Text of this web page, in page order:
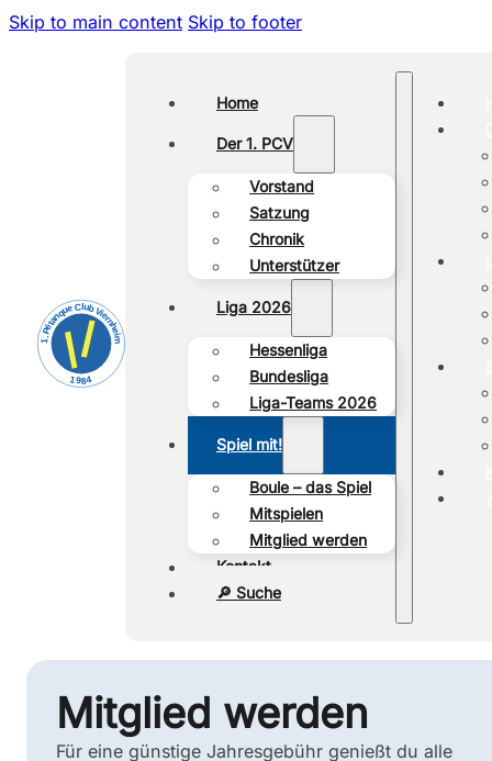
Skip to main content Skip to footer
Home
Der 1. PCV
Vorstand
Satzung
Chronik
Unterstützer
Liga 2026
Hessenliga
Bundesliga
Liga-Teams 2026
Spiel mit!
Boule – das Spiel
Mitspielen
Mitglied werden
Kontakt
🔎 Suche
Mitglied werden
Für eine günstige Jahresgebühr genießt du alle